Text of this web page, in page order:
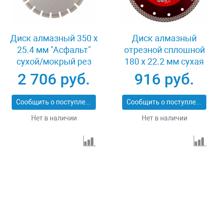
Диск алмазный 350 х
25.4 мм "Асфальт"
сухой/мокрый рез
Сибртех 731013
2 706 руб.
Сообщить о поступлении
Нет в наличии
Диск алмазный
отрезной сплошной
180 х 22.2 мм сухая
резка Matrix
Professional 73128
916 руб.
Сообщить о поступлении
Нет в наличии